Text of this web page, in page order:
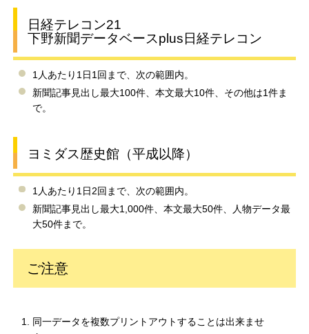
日経テレコン21
下野新聞データベースplus日経テレコン
1人あたり1日1回まで、次の範囲内。
新聞記事見出し最大100件、本文最大10件、その他は1件ま
で。
ヨミダス歴史館（平成以降）
1人あたり1日2回まで、次の範囲内。
新聞記事見出し最大1,000件、本文最大50件、人物データ最
大50件まで。
ご注意
同一データを複数プリントアウトすることは出来ませ